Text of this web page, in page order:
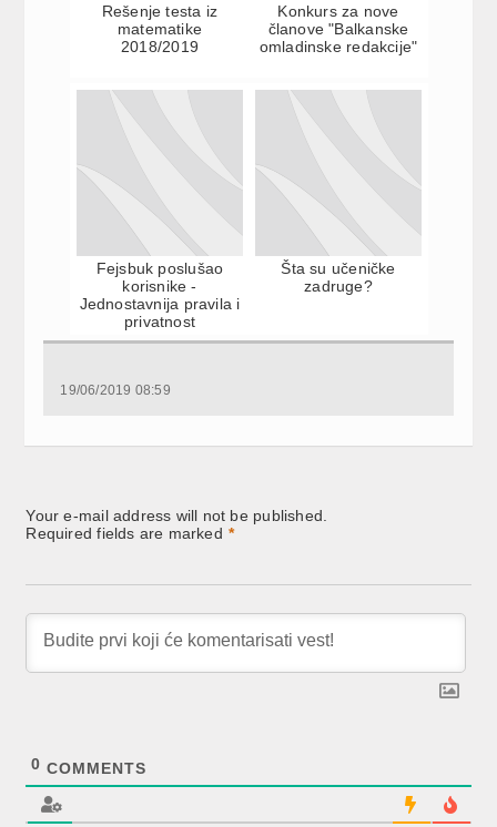
Rešenje testa iz
matematike
2018/2019
Konkurs za nove
članove "Balkanske
omladinske redakcije"
Fejsbuk poslušao
korisnike -
Jednostavnija pravila i
privatnost
Šta su učeničke
zadruge?
19/06/2019 08:59
Your e-mail address will not be published.
Required fields are marked *
0 COMMENTS